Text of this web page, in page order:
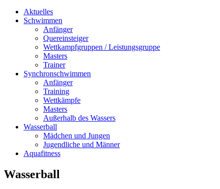
Aktuelles
Schwimmen
Anfänger
Quereinsteiger
Wettkampfgruppen / Leistungsgruppe
Masters
Trainer
Synchronschwimmen
Anfänger
Training
Wettkämpfe
Masters
Außerhalb des Wassers
Wasserball
Mädchen und Jungen
Jugendliche und Männer
Aquafitness
Wasserball